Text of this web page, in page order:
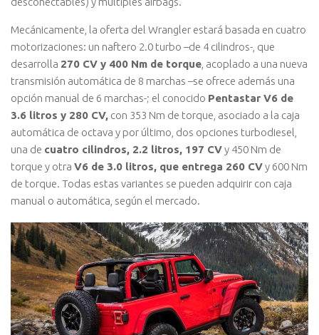
Mecánicamente, la oferta del Wrangler estará basada en cuatro
motorizaciones: un naftero 2.0 turbo –de 4 cilindros-, que
desarrolla 270 CV y 400 Nm de torque , acoplado a una nueva
transmisión automática de 8 marchas –se ofrece además una
opción manual de 6 marchas-; el conocido Pentastar V6 de
3.6 litros y 280 CV, con 353 Nm de torque, asociado a la caja
automática de octava y por último, dos opciones turbodiesel,
una de cuatro cilindros, 2.2 litros, 197 CVy 450 Nm de
torque y otra V6 de 3.0 litros, que entrega 260 CVy 600 Nm
de torque. Todas estas variantes se pueden adquirir con caja
manual o automática, según el mercado.